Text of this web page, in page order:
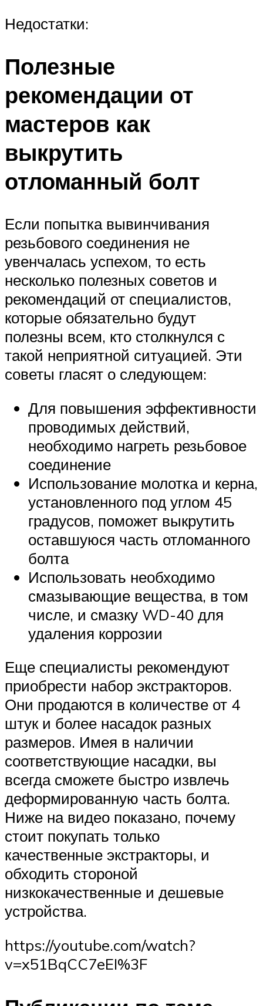
Недостатки:
Полезные
рекомендации от
мастеров как
выкрутить
отломанный болт
Если попытка вывинчивания
резьбового соединения не
увенчалась успехом, то есть
несколько полезных советов и
рекомендаций от специалистов,
которые обязательно будут
полезны всем, кто столкнулся с
такой неприятной ситуацией. Эти
советы гласят о следующем:
Для повышения эффективности
проводимых действий,
необходимо нагреть резьбовое
соединение
Использование молотка и керна,
установленного под углом 45
градусов, поможет выкрутить
оставшуюся часть отломанного
болта
Использовать необходимо
смазывающие вещества, в том
числе, и смазку WD-40 для
удаления коррозии
Еще специалисты рекомендуют
приобрести набор экстракторов.
Они продаются в количестве от 4
штук и более насадок разных
размеров. Имея в наличии
соответствующие насадки, вы
всегда сможете быстро извлечь
деформированную часть болта.
Ниже на видео показано, почему
стоит покупать только
качественные экстракторы, и
обходить стороной
низкокачественные и дешевые
устройства.
https://youtube.com/watch?
v=x51BqCC7eEI%3F